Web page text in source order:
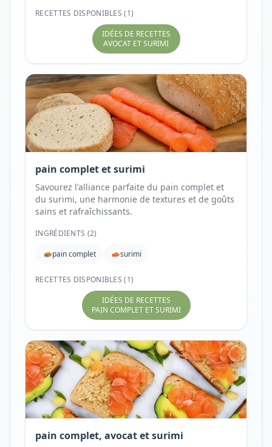
RECETTES DISPONIBLES (1)
IDÉES DE RECETTES
AVOCAT ET SURIMI
pain complet et surimi
Savourez l'alliance parfaite du pain complet et
du surimi, une harmonie de textures et de goûts
sains et rafraîchissants.
INGRÉDIENTS (2)
pain complet
surimi
RECETTES DISPONIBLES (1)
IDÉES DE RECETTES
PAIN COMPLET ET SURIMI
pain complet, avocat et surimi